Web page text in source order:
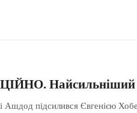
Найсильніший
Ашдод підсилився Євгенією